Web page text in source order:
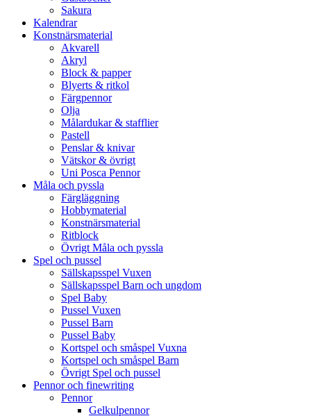
Sakura
Kalendrar
Konstnärsmaterial
Akvarell
Akryl
Block & papper
Blyerts & ritkol
Färgpennor
Olja
Målardukar & stafflier
Pastell
Penslar & knivar
Vätskor & övrigt
Uni Posca Pennor
Måla och pyssla
Färgläggning
Hobbymaterial
Konstnärsmaterial
Ritblock
Övrigt Måla och pyssla
Spel och pussel
Sällskapsspel Vuxen
Sällskapsspel Barn och ungdom
Spel Baby
Pussel Vuxen
Pussel Barn
Pussel Baby
Kortspel och småspel Vuxna
Kortspel och småspel Barn
Övrigt Spel och pussel
Pennor och finewriting
Pennor
Gelkulpennor